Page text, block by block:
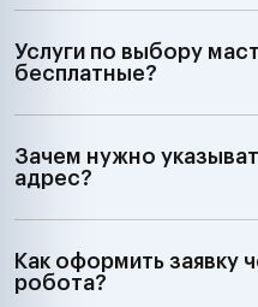
Услуги по выбору
бесплатные?
Зачем нужно
адрес?
Как оформить заявку
робота?